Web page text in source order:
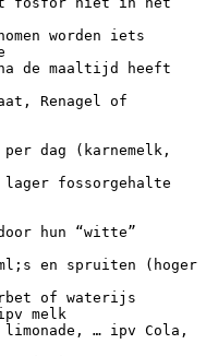
worden iets
de maaltijd heeft
Renagel of
per dag (karnemelk,
lager fossorgehalte
hun “witte”
en spruiten (hoger
of waterijs
melk
… ipv Cola,